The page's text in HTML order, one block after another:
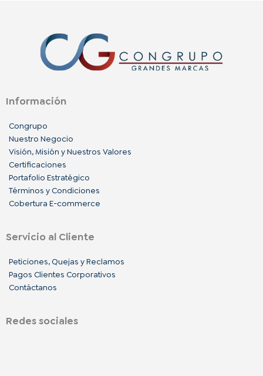
Información
Congrupo
Nuestro Negocio
Visión, Misión y Nuestros Valores
Certificaciones
Portafolio Estratégico
Términos y Condiciones
Cobertura E-commerce
Servicio al Cliente
Peticiones, Quejas y Reclamos
Pagos Clientes Corporativos
Contáctanos
Redes sociales